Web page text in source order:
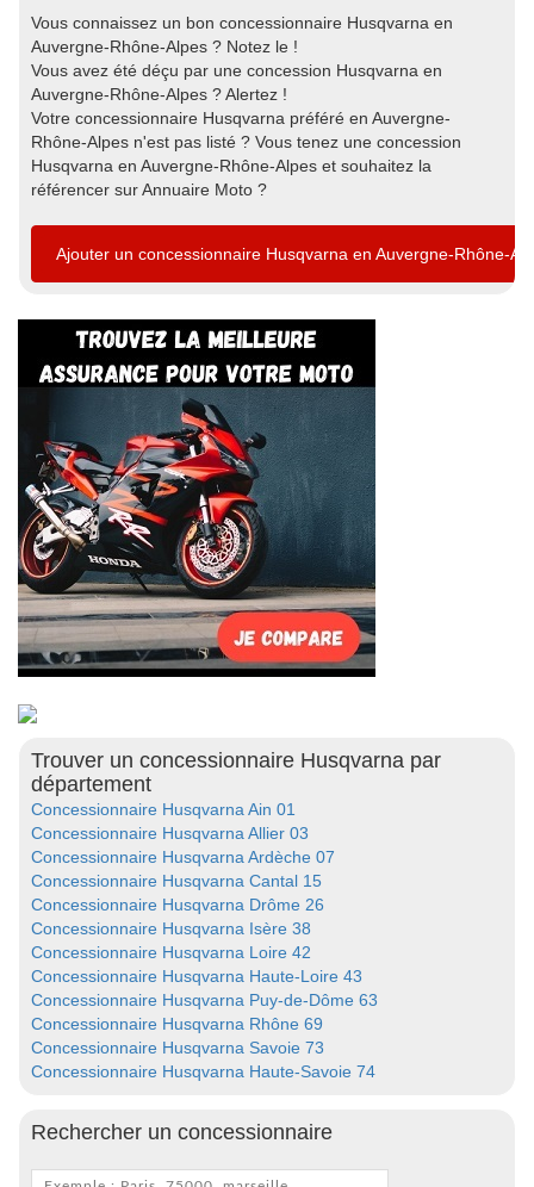
Vous connaissez un bon concessionnaire Husqvarna en
Auvergne-Rhône-Alpes ? Notez le !
Vous avez été déçu par une concession Husqvarna en
Auvergne-Rhône-Alpes ? Alertez !
Votre concessionnaire Husqvarna préféré en Auvergne-
Rhône-Alpes n'est pas listé ? Vous tenez une concession
Husqvarna en Auvergne-Rhône-Alpes et souhaitez la
référencer sur Annuaire Moto ?
Ajouter un concessionnaire Husqvarna en Auvergne-Rhône-
Trouver un concessionnaire Husqvarna par
département
Concessionnaire Husqvarna Ain 01
Concessionnaire Husqvarna Allier 03
Concessionnaire Husqvarna Ardèche 07
Concessionnaire Husqvarna Cantal 15
Concessionnaire Husqvarna Drôme 26
Concessionnaire Husqvarna Isère 38
Concessionnaire Husqvarna Loire 42
Concessionnaire Husqvarna Haute-Loire 43
Concessionnaire Husqvarna Puy-de-Dôme 63
Concessionnaire Husqvarna Rhône 69
Concessionnaire Husqvarna Savoie 73
Concessionnaire Husqvarna Haute-Savoie 74
Rechercher un concessionnaire